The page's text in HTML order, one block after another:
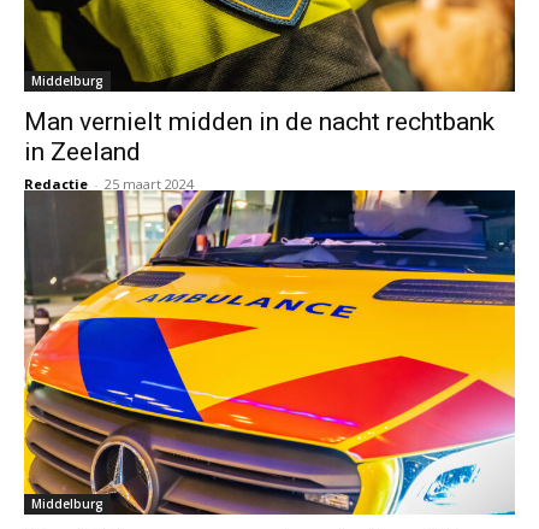
Middelburg
Man vernielt midden in de nacht rechtbank
in Zeeland
Redactie - 25 maart 2024
Middelburg